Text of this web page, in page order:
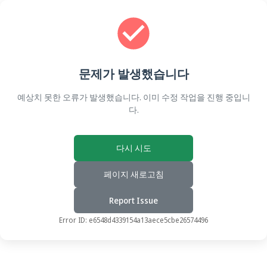
문제가 발생했습니다
예상치 못한 오류가 발생했습니다. 이미 수정 작업을 진행 중입니
다.
다시 시도
페이지 새로고침
Report Issue
Error ID: e6548d4339154a13aece5cbe26574496